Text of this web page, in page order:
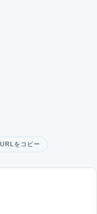
URLをコピー